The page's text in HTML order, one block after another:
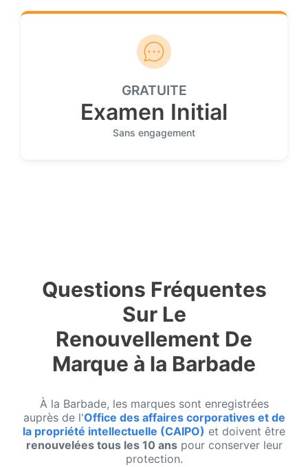
GRATUITE
Examen Initial
Sans engagement
Questions Fréquentes
Sur Le
Renouvellement De
Marque à la Barbade
À la Barbade, les marques sont enregistrées
auprès de l'Office des affaires corporatives et de
la propriété intellectuelle (CAIPO) et doivent être
renouvelées tous les 10 anspour conserver leur
protection.